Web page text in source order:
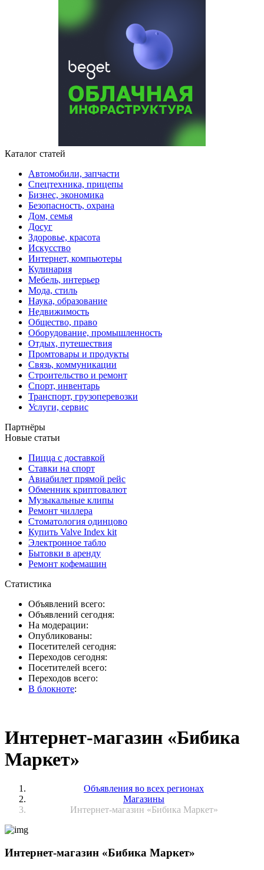
Каталог статей
Автомобили, запчасти
Спецтехника, прицепы
Бизнес, экономика
Безопасность, охрана
Дом, семья
Досуг
Здоровье, красота
Искусство
Интернет, компьютеры
Кулинария
Мебель, интерьер
Мода, стиль
Наука, образование
Недвижимость
Общество, право
Оборудование, промышленность
Отдых, путешествия
Промтовары и продукты
Связь, коммуникации
Строительство и ремонт
Спорт, инвентарь
Транспорт, грузоперевозки
Услуги, сервис
Партнёры
Новые статьи
Пицца с доставкой
Ставки на спорт
Авиабилет прямой рейс
Обменник криптовалют
Музыкальные клипы
Ремонт чиллера
Стоматология одинцово
Купить Valve Index kit
Электронное табло
Бытовки в аренду
Ремонт кофемашин
Статистика
Объявлений всего:
Объявлений сегодня:
На модерации:
Опубликованы:
Посетителей сегодня:
Переходов сегодня:
Посетителей всего:
Переходов всего:
В блокноте:
Интернет-магазин «Бибика
Маркет»
Объявления во всех регионах
Магазины
Интернет-магазин «Бибика Маркет»
Интернет-магазин «Бибика Маркет»